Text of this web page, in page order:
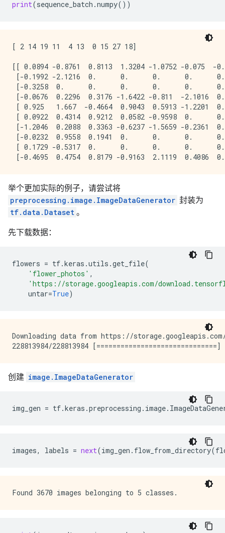
print(sequence_batch .numpy())
[ 2 14 19 11  4 13  0 15 27 18]
[[ 0.0894 -0.8761  0.8113  1.3204 -1.0752 -0.075  -
[-0.1992 -2.1216  0.      0.      0.      0.
[-0.3258  0.      0.      0.      0.      0.
[-0.0676  0.2296  0.3176 -1.6422 -0.811  -
[ 0.925   1.667  -0.4664  0.9043  0.5913 -1.2201
[ 0.0922  0.4314  0.9212  0.0582 -0.9598  0.
[-1.2046  0.2088  0.3363 -0.6237 -1.5659 -
[-0.0232  0.9558  0.1941  0.      0.      0.
[ 0.1729 -0.5317  0.      0.      0.      0.
举个更加实际的例子，请尝试将
preprocessing.image.ImageDataGenerator 封装为
tf.data.Dataset 。
先下载数据：
flowers = tf.keras .utils .get_file(
'flower_photos' ,
'https://storage.googleapis.com/
untar=True)
Downloading data from https://
创建 image.ImageDataGenerator
img_gen = tf.keras .preprocessing . image.
images, labels = next(img_gen . flow_from_directory(